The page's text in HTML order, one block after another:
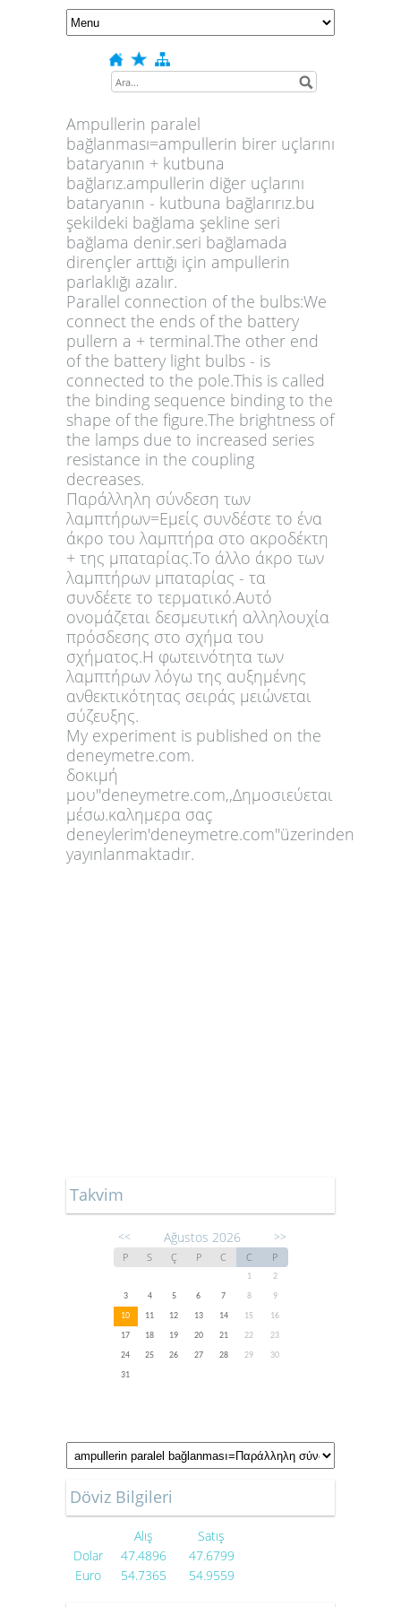
Ampullerin paralel
bağlanması=ampullerin birer uçlarını
bataryanın + kutbuna
bağlarız.ampullerin diğer uçlarını
bataryanın - kutbuna bağlarırız.bu
şekildeki bağlama şekline seri
bağlama denir.seri bağlamada
dirençler arttığı için ampullerin
parlaklığı azalır.
Parallel connection of the bulbs:We
connect the ends of the battery
pullern a + terminal.The other end
of the battery light bulbs - is
connected to the pole.This is called
the binding sequence binding to the
shape of the figure.The brightness of
the lamps due to increased series
resistance in the coupling
decreases.
Παράλληλη σύνδεση των
λαμπτήρων=Εμείς συνδέστε το ένα
άκρο του λαμπτήρα στο ακροδέκτη
+ της μπαταρίας.Το άλλο άκρο των
λαμπτήρων μπαταρίας - τα
συνδέετε το τερματικό.Αυτό
ονομάζεται δεσμευτική αλληλουχία
πρόσδεσης στο σχήμα του
σχήματος.Η φωτεινότητα των
λαμπτήρων λόγω της αυξημένης
ανθεκτικότητας σειράς μειώνεται
σύζευξης.
My experiment is published on the
deneymetre.com.
δοκιμή
μου''deneymetre.com,,Δημοσιεύεται
μέσω.καλημερα σαç
deneylerim'deneymetre.com''üzerinden
yayınlanmaktadır.
Takvim
<< Ağustos 2026 >>
P S Ç P C C P
1
2
3
4 5 6 7 8
9
10
11 12 13 14 15
16
17
18 19 20 21 22
23
24
25 26 27 28 29
30
31
Döviz Bilgileri
Alış
Satış
Dolar
47.4896
47.6799
Euro
54.7365 54.9559